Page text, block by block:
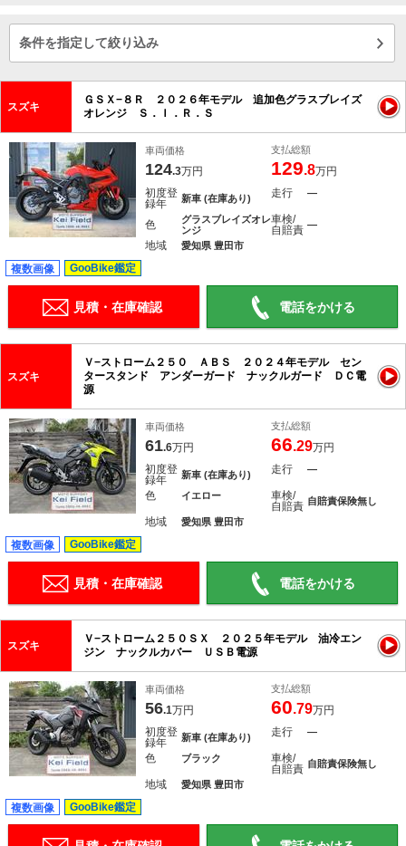
条件を指定して絞り込み
スズキ
ＧＳＸ−８Ｒ ２０２６年モデル 追加色グラスブレイズ
オレンジ Ｓ．Ｉ．Ｒ．Ｓ
車両価格
124.3万円
支払総額
129.8万円
初度登
録年
新車 (在庫あり) 走行 ―
色
グラスブレイズオレ
ンジ
車検/
自賠責 ―
地域 愛知県 豊田市
複数画像 GooBike鑑定
見積・在庫確認 電話をかける
スズキ
Ｖ−ストローム２５０ ＡＢＳ ２０２４年モデル セン
タースタンド アンダーガード ナックルガード ＤＣ電
源
車両価格
61.6万円
支払総額
66.29万円
初度登
録年
新車 (在庫あり) 走行 ―
色 イエロー
車検/
自賠責 自賠責保険無し
地域 愛知県 豊田市
複数画像 GooBike鑑定
見積・在庫確認 電話をかける
スズキ
Ｖ−ストローム２５０ＳＸ ２０２５年モデル 油冷エン
ジン ナックルカバー ＵＳＢ電源
車両価格
56.1万円
支払総額
60.79万円
初度登
録年
新車 (在庫あり) 走行 ―
色 ブラック
車検/
自賠責 自賠責保険無し
地域 愛知県 豊田市
複数画像 GooBike鑑定